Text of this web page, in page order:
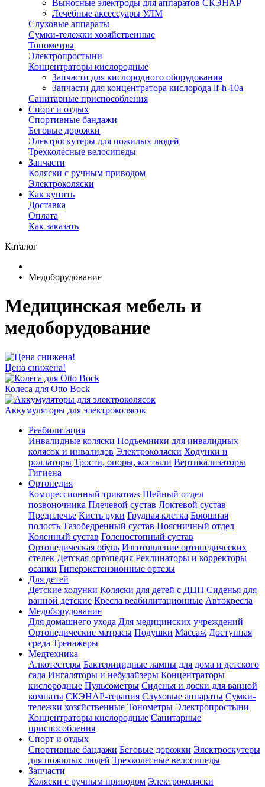
Выносные электроды для аппаратов СКЭНАР
Лечебные аксессуары УЛМ
Слуховые аппараты
Сумки-тележки хозяйственные
Тонометры
Электропростыни
Концентраторы кислородные
Запчасти для кислородного оборудования
Запчасти для концентратора кислорода lf-h-10a
Санитарные приспособления
Спорт и отдых
Спортивные бандажи
Беговые дорожки
Электроскутеры для пожилых людей
Трехколесные велосипеды
Запчасти
Коляски с ручным приводом
Электроколяски
Как купить
Доставка
Оплата
Как заказать
Каталог
Медоборудование
Медицинская мебель и
медоборудование
Цена снижена!
Колеса для Otto Bock
Аккумуляторы для электроколясок
Реабилитация
Инвалидные коляски Подъемники для инвалидных
колясок и инвалидов Электроколяски Ходунки и
роллаторы Трости, опоры, костыли Вертикализаторы
Гигиена
Ортопедия
Компрессионный трикотаж Шейный отдел
позвоночника Плечевой сустав Локтевой сустав
Предплечье Кисть руки Грудная клетка Брюшная
полость Тазобедренный сустав Поясничный отдел
Коленный сустав Голеностопный сустав
Ортопедическая обувь Изготовление ортопедических
стелек Детская ортопедия Реклинаторы и корректоры
осанки Гиперэкстензионные ортезы
Для детей
Детские ходунки Коляски для детей с ДЦП Сиденья для
ванной детские Кресла реабилитационные Автокресла
Медоборудование
Для домашнего ухода Для медицинских учреждений
Ортопедические матрасы Подушки Массаж Доступная
среда Тренажеры
Mедтехника
Алкотестеры Бактерицидные лампы для дома и детского
сада Ингаляторы и небулайзеры Концентраторы
кислородные Пульсометры Сиденья и доски для ванной
комнаты СКЭНАР-терапия Слуховые аппараты Сумки-
тележки хозяйственные Тонометры Электропростыни
Концентраторы кислородные Санитарные
приспособления
Спорт и отдых
Спортивные бандажи Беговые дорожки Электроскутеры
для пожилых людей Трехколесные велосипеды
Запчасти
Коляски с ручным приводом Электроколяски